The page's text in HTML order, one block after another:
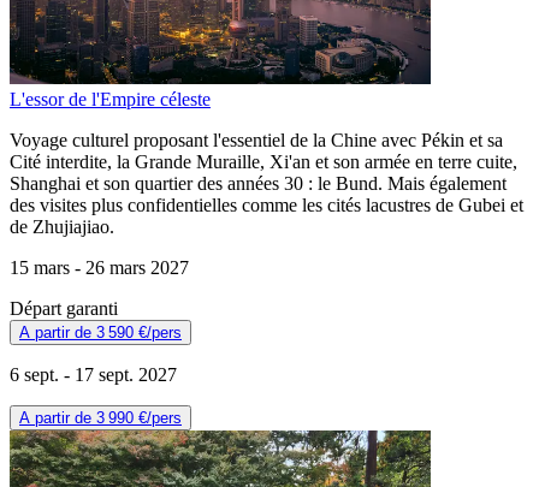
L'essor de l'Empire céleste
Voyage culturel proposant l'essentiel de la Chine avec Pékin et sa
Cité interdite, la Grande Muraille, Xi'an et son armée en terre cuite,
Shanghai et son quartier des années 30 : le Bund. Mais également
des visites plus confidentielles comme les cités lacustres de Gubei et
de Zhujiajiao.
15 mars - 26 mars 2027
Départ garanti
A partir de 3 590 €/pers
6 sept. - 17 sept. 2027
A partir de 3 990 €/pers